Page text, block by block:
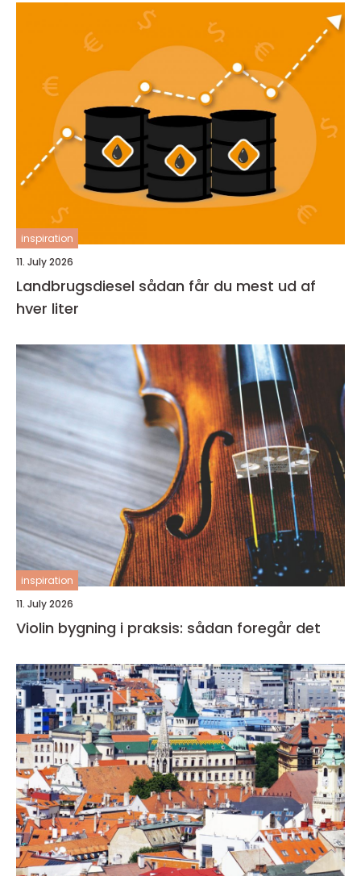
inspiration
11. July 2026
Landbrugsdiesel sådan får du mest ud af
hver liter
inspiration
11. July 2026
Violin bygning i praksis: sådan foregår det